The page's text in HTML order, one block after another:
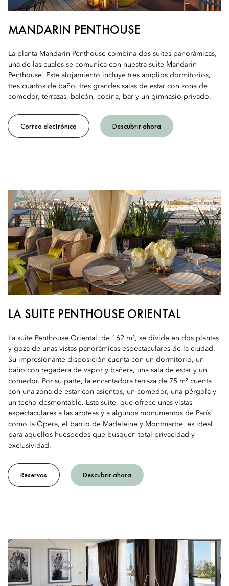
MANDARIN PENTHOUSE
La planta Mandarin Penthouse combina dos suites panorámicas,
una de las cuales se comunica con nuestra suite Mandarin
Penthouse. Este alojamiento incluye tres amplios dormitorios,
tres cuartos de baño, tres grandes salas de estar con zona de
comedor, terrazas, balcón, cocina, bar y un gimnasio privado.
Correo electrónico Descubrir ahora
LA SUITE PENTHOUSE ORIENTAL
La suite Penthouse Oriental, de 162 m², se divide en dos plantas
y goza de unas vistas panorámicas espectaculares de la ciudad.
Su impresionante disposición cuenta con un dormitorio, un
baño con regadera de vapor y bañera, una sala de estar y un
comedor. Por su parte, la encantadora terraza de 75 m² cuenta
con una zona de estar con asientos, un comedor, una pérgola y
un techo desmontable. Esta suite, que ofrece unas vistas
espectaculares a las azoteas y a algunos monumentos de París
como la Ópera, el barrio de Madeleine y Montmartre, es ideal
para aquellos huéspedes que busquen total privacidad y
exclusividad.
Reservas Descubrir ahora